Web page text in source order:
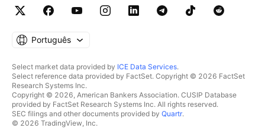
Português
Select market data provided by ICE Data Services.
Select reference data provided by FactSet. Copyright © 2026 FactSet
Research Systems Inc.
Copyright © 2026, American Bankers Association. CUSIP Database
provided by FactSet Research Systems Inc. All rights reserved.
SEC filings and other documents provided by Quartr.
© 2026 TradingView, Inc.